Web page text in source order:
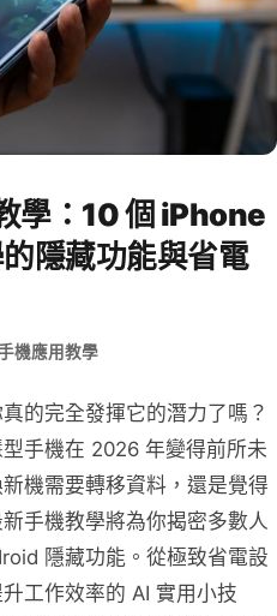
學：10 個 iPhone
隱藏功能與省電
機應用教學
的完全發揮它的潛力了嗎？
手機在 2026 年變得前所未
機需要轉移資料，還是覺得
手機教學將為你揭密多數人
隱藏功能。從極致省電設
工作效率的 AI 實用小技